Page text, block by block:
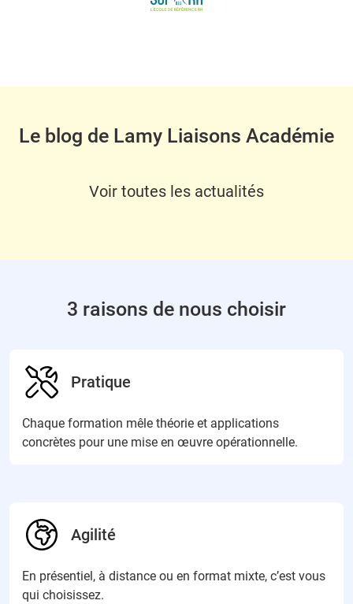
Le blog de Lamy Liaisons Académie
Voir toutes les actualités
3 raisons de nous choisir
Pratique
Chaque formation mêle théorie et applications
concrètes pour une mise en œuvre opérationnelle.
Agilité
En présentiel, à distance ou en format mixte, c’est vous
qui choisissez.